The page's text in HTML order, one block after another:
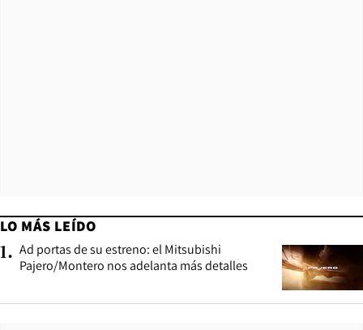
LO MÁS LEÍDO
1. Ad portas de su estreno: el Mitsubishi
Pajero/Montero nos adelanta más detalles